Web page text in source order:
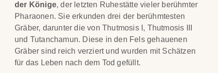
der Könige, der letzten Ruhestätte vieler berühmter
Pharaonen. Sie erkunden drei der berühmtesten
Gräber, darunter die von Thutmosis I, Thutmosis III
und Tutanchamun. Diese in den Fels gehauenen
Gräber sind reich verziert und wurden mit Schätzen
für das Leben nach dem Tod gefüllt.